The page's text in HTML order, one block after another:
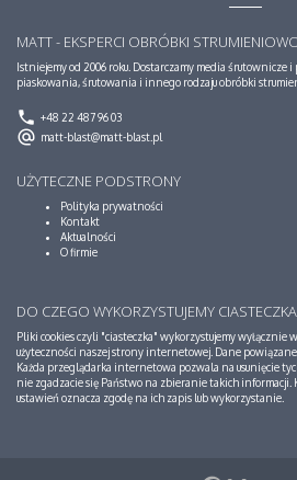
MATT - EKSPERCI OBRÓBKI
Istniejemy od 2006 roku. Dostarczamy media śrutownicze i
piaskowania, śrutowania i innego rodzaju obróbki
phone +48 22 487 96 03
alternate_email matt-blast@matt-blast.pl
UŻYTECZNE PODSTRONY
Polityka prywatności
Kontakt
Aktualności
O firmie
DO CZEGO WYKORZYSTUJEMY CIASTECZKA
Pliki cookies czyli "ciasteczka" wykorzystujemy wyłącznie
użyteczności naszej strony internetowej. Dane
Każda przeglądarka internetowa pozwala na usunięcie
nie zgadzacie się Państwo na zbieranie takich
ustawień oznacza zgodę na ich zapis lub wykorzystanie.